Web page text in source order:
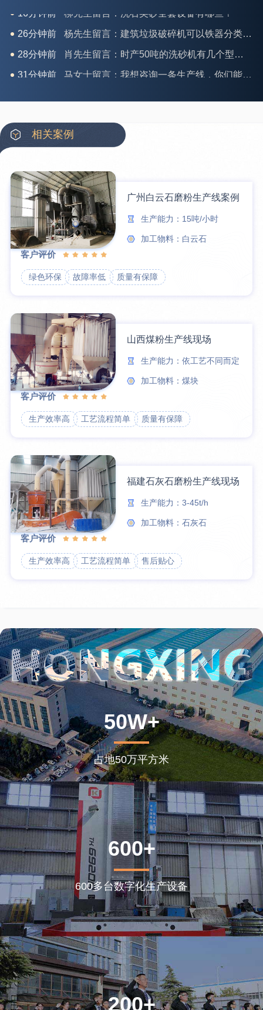
42分钟前 蒋先生留言：硬岩颚式破碎机带不带电机？
3分钟前 王先生留言：水泥厂熟料能破碎吗？推荐用什么机器？
12分钟前 宋先生留言：50吨左右的制砂机大概什么价位？
16分钟前 柳先生留言：洗石英砂全套设备有哪些？
相关案例
广州白云石磨粉生产线案例
生产能力：15吨/小时
加工物料：白云石
客户评价
绿色环保 故障率低 质量有保障
山西煤粉生产线现场
生产能力：依工艺不同而定
加工物料：煤块
客户评价
生产效率高 工艺流程简单 质量有保障
福建石灰石磨粉生产线现场
生产能力：3-45t/h
加工物料：石灰石
客户评价
生产效率高 工艺流程简单 售后贴心
50W+
占地50万平方米
600+
600多台数字化生产设备
200+